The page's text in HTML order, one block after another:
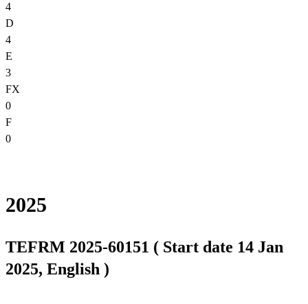
4
D
4
E
3
FX
0
F
0
2025
TEFRM 2025-60151 ( Start date 14 Jan
2025, English )